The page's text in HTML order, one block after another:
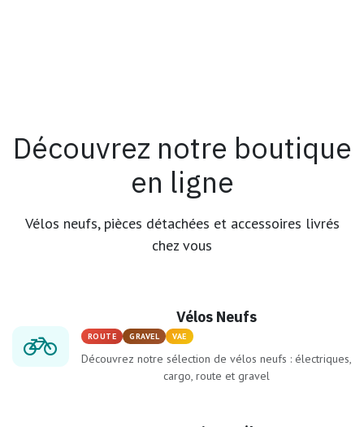
Découvrez notre boutique
en ligne
Vélos neufs, pièces détachées et accessoires livrés
chez vous
Vélos Neufs
ROUTE GRAVEL VAE
Découvrez notre sélection de vélos neufs : électriques,
cargo, route et gravel